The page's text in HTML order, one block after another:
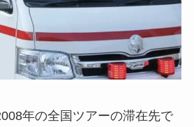
年の全国ツアーの滞在先で